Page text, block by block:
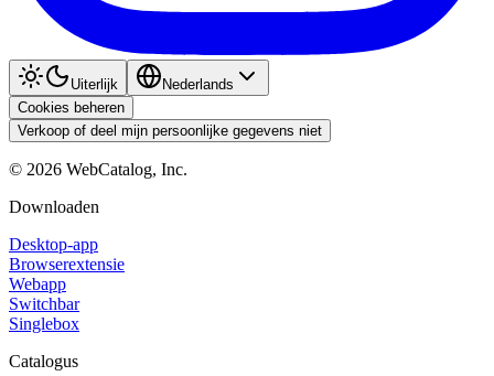
Uiterlijk
Nederlands
Cookies beheren
Verkoop of deel mijn persoonlijke gegevens niet
© 2026 WebCatalog, Inc.
Downloaden
Desktop-app
Browserextensie
Webapp
Switchbar
Singlebox
Catalogus